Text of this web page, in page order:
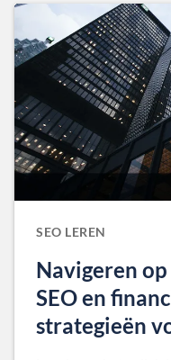
SEO LEREN
Navigeren
SEO en
strategieën